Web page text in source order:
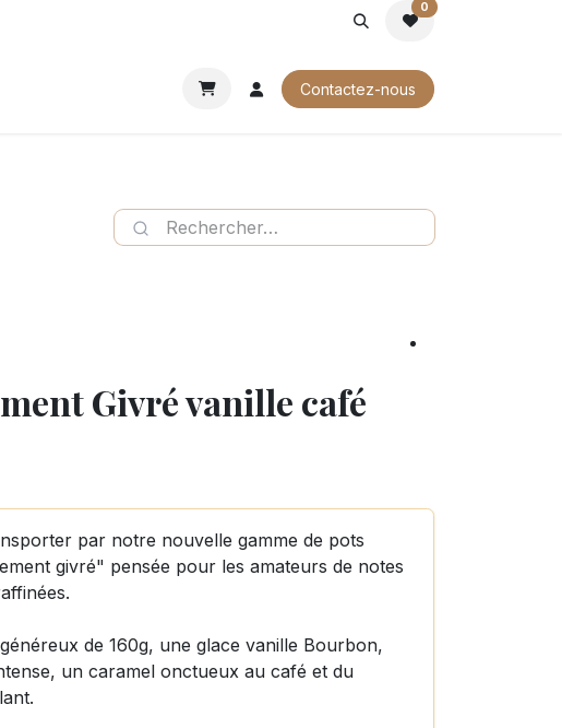
0
Contactez-nous
Givré vanille café
par notre nouvelle gamme de pots
givré" pensée pour les amateurs de notes
de 160g, une glace vanille Bourbon,
un caramel onctueux au café et du